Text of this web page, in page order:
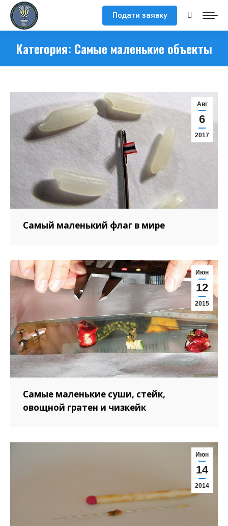
Подати заявку Поиск:
Категория: Самые маленькие объекты
Авг
6
2017
Самый маленький флаг в мире
Июн
12
2015
Самые маленькие суши, стейк,
овощной гратен и чизкейк
Июн
14
2014